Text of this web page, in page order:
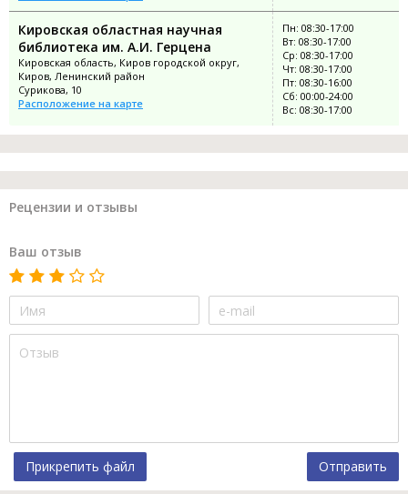
Кировская областная научная
библиотека им. А.И. Герцена
Кировская область, Киров городской округ,
Киров, Ленинский район
Сурикова, 10
Расположение на карте
Пн: 08:30-17:00
Вт: 08:30-17:00
Ср: 08:30-17:00
Чт: 08:30-17:00
Пт: 08:30-16:00
Сб: 00:00-24:00
Вс: 08:30-17:00
Рецензии и отзывы
Ваш отзыв
Прикрепить файл Отправить